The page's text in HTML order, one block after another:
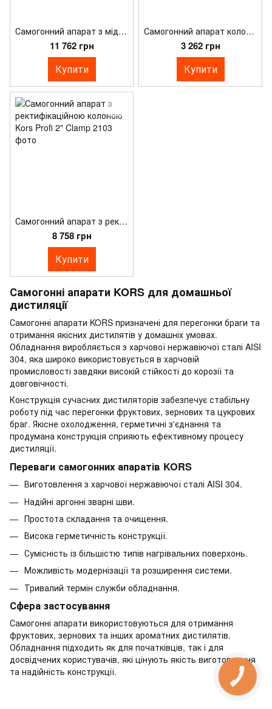
Самогонний апарат з мідною ректифікаційною колоною Kors PerfectSpirit Copper Vision 2"
11 762 грн
Купити
Самогонний апарат колонного типу Kors Start (фланець)
3 262 грн
Купити
Самогонний апарат з ректифікаційною колоною Kors Profi 2" Clamp
8 758 грн
Купити
Самогонні апарати KORS для домашньої
дистиляції
Самогонні апарати KORS призначені для перегонки браги та
отримання якісних дистилятів у домашніх умовах.
Обладнання виробляється з харчової нержавіючої сталі AISI
304, яка широко використовується в харчовій
промисловості завдяки високій стійкості до корозії та
довговічності.
Конструкція сучасних дистиляторів забезпечує стабільну
роботу під час перегонки фруктових, зернових та цукрових
браг. Якісне охолодження, герметичні з'єднання та
продумана конструкція сприяють ефективному процесу
дистиляції.
Переваги самогонних апаратів KORS
Виготовлення з харчової нержавіючої сталі AISI 304.
Надійні аргонні зварні шви.
Простота складання та очищення.
Висока герметичність конструкції.
Сумісність із більшістю типів нагрівальних поверхонь.
Можливість модернізації та розширення системи.
Тривалий термін служби обладнання.
Сфера застосування
Самогонні апарати використовуються для отримання
фруктових, зернових та інших ароматних дистилятів.
Обладнання підходить як для початківців, так і для
досвідчених користувачів, які цінують якість виготовлення
та надійність конструкції.